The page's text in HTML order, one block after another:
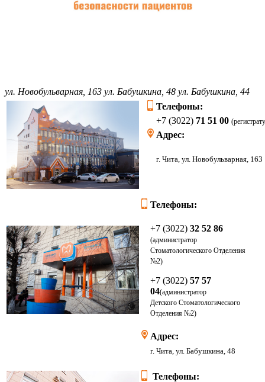
ул. Новобульварная, 163 ул. Бабушкина, 48 ул. Бабушкина, 44
Телефоны:
+7 (3022) 71 51 00
Адрес:
г. Чита, ул.
Телефоны:
+7 (3022) 32 52 86
(администратор
Стоматологического Отделения
№2)
+7 (3022) 57 57
04(администратор
Детского Стоматологического
Отделения №2)
Адрес:
г. Чита, ул. Бабушкина, 48
Телефоны: